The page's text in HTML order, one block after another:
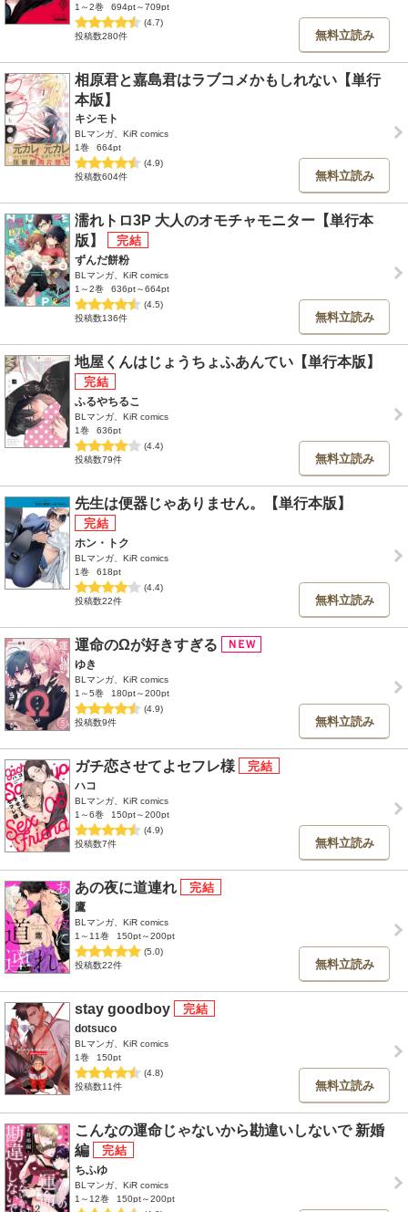
1～2巻
694pt～709pt
(4.7)
投稿数280件
無料立読み
相原君と嘉島君はラブコメかもしれない【単行
本版】
キシモト
BLマンガ、KiR comics
1巻
664pt
(4.9)
投稿数604件
無料立読み
濡れトロ3P 大人のオモチャモニター【単行本
版】
ずんだ餅粉
BLマンガ、KiR comics
1～2巻
636pt～664pt
(4.5)
投稿数136件
無料立読み
地屋くんはじょうちょふあんてい【単行本版】
ふるやちるこ
BLマンガ、KiR comics
1巻
636pt
(4.4)
投稿数79件
無料立読み
先生は便器じゃありません。【単行本版】
ホン・トク
BLマンガ、KiR comics
1巻
618pt
(4.4)
投稿数22件
無料立読み
運命のΩが好きすぎる
ゆき
BLマンガ、KiR comics
1～5巻
180pt～200pt
(4.9)
投稿数9件
無料立読み
ガチ恋させてよセフレ様
ハコ
BLマンガ、KiR comics
1～6巻
150pt～200pt
(4.9)
投稿数7件
無料立読み
あの夜に道連れ
鷹
BLマンガ、KiR comics
1～11巻
150pt～200pt
(5.0)
投稿数22件
無料立読み
stay goodboy
dotsuco
BLマンガ、KiR comics
1巻
150pt
(4.8)
投稿数11件
無料立読み
こんなの運命じゃないから勘違いしないで 新婚
編
ちふゆ
BLマンガ、KiR comics
1～12巻
150pt～200pt